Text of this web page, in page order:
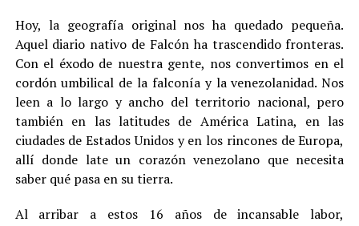
Hoy, la geografía original nos ha quedado pequeña.
Aquel diario nativo de Falcón ha trascendido fronteras.
Con el éxodo de nuestra gente, nos convertimos en el
cordón umbilical de la falconía y la venezolanidad. Nos
leen a lo largo y ancho del territorio nacional, pero
también en las latitudes de América Latina, en las
ciudades de Estados Unidos y en los rincones de Europa,
allí donde late un corazón venezolano que necesita
saber qué pasa en su tierra.
Al arribar a estos 16 años de incansable labor,